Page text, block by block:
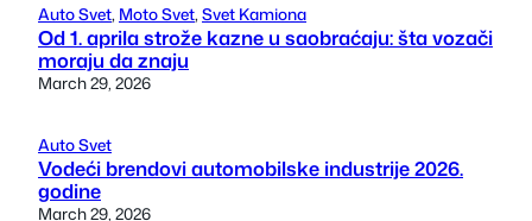
Auto Svet, Moto Svet, Svet Kamiona
Od 1. aprila strože kazne u saobraćaju: šta vozači
moraju da znaju
March 29, 2026
Auto Svet
Vodeći brendovi automobilske industrije 2026.
godine
March 29, 2026